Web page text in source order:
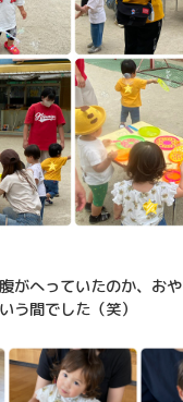
がへっていたのか、お
う間でした（笑）